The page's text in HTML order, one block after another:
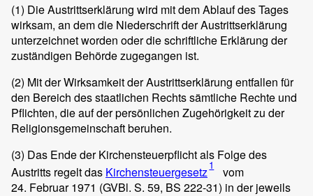
(1) Die Austrittserklärung wird mit dem Ablauf des Tages
wirksam, an dem die Niederschrift der Austrittserklärung
unterzeichnet worden oder die schriftliche Erklärung der
zuständigen Behörde zugegangen ist.
(2) Mit der Wirksamkeit der Austrittserklärung entfallen für
den Bereich des staatlichen Rechts sämtliche Rechte und
Pflichten, die auf der persönlichen Zugehörigkeit zu der
Religionsgemeinschaft beruhen.
(3) Das Ende der Kirchensteuerpflicht als Folge des
Austritts regelt das Kirchensteuergesetz1
vom
24. Februar 1971 (GVBl. S. 59, BS 222-31) in der jeweils